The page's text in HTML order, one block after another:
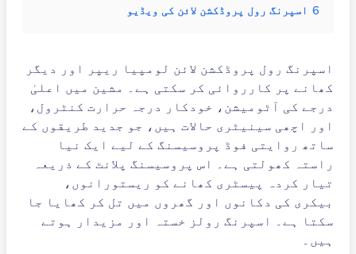
6 اسپرنگ رول پروڈکشن لائن کی ویڈیو
اسپرنگ رول پروڈکشن لائن لومپیا ریپر اور دیگر
کھانے پر کارروائی کر سکتی ہے۔ مشین میں اعلیٰ
درجے کی آٹومیشن، خودکار درجہ حرارت کنٹرول،
اور اچھی سینیٹری حالات ہیں، جو جدید طریقوں کے
ساتھ روایتی فوڈ پروسیسنگ کے لیے ایک نیا
راستہ کھولتی ہے۔ اس پروسیسنگ پلانٹ کے ذریعہ
تیار کردہ پیسٹری کھانے کو ریستورانوں،
بیکری کی دکانوں اور گھروں میں تل کر کھایا جا
سکتا ہے۔ اسپرنگ رولز خستہ اور مزیدار ہوتے
ہیں۔